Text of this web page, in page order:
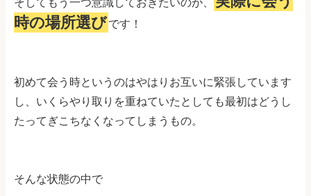
そしてもう一つ意識しておきたいのが、
時の場所選びです！
初めて会う時というのはやはりお互いに緊張しています
し、いくらやり取りを重ねていたとしても最初はどうし
たってぎこちなくなってしまうもの。
そんな状態の中で